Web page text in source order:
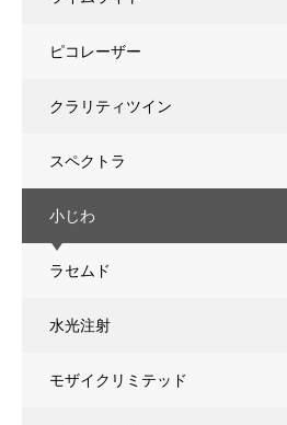
ピコレーザー
クラリティツイン
スペクトラ
小じわ
ラセムド
水光注射
モザイクリミテッド